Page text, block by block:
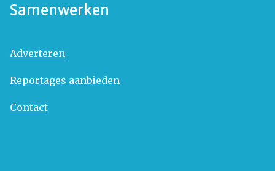
Samenwerken
Adverteren
Reportages aanbieden
Contact